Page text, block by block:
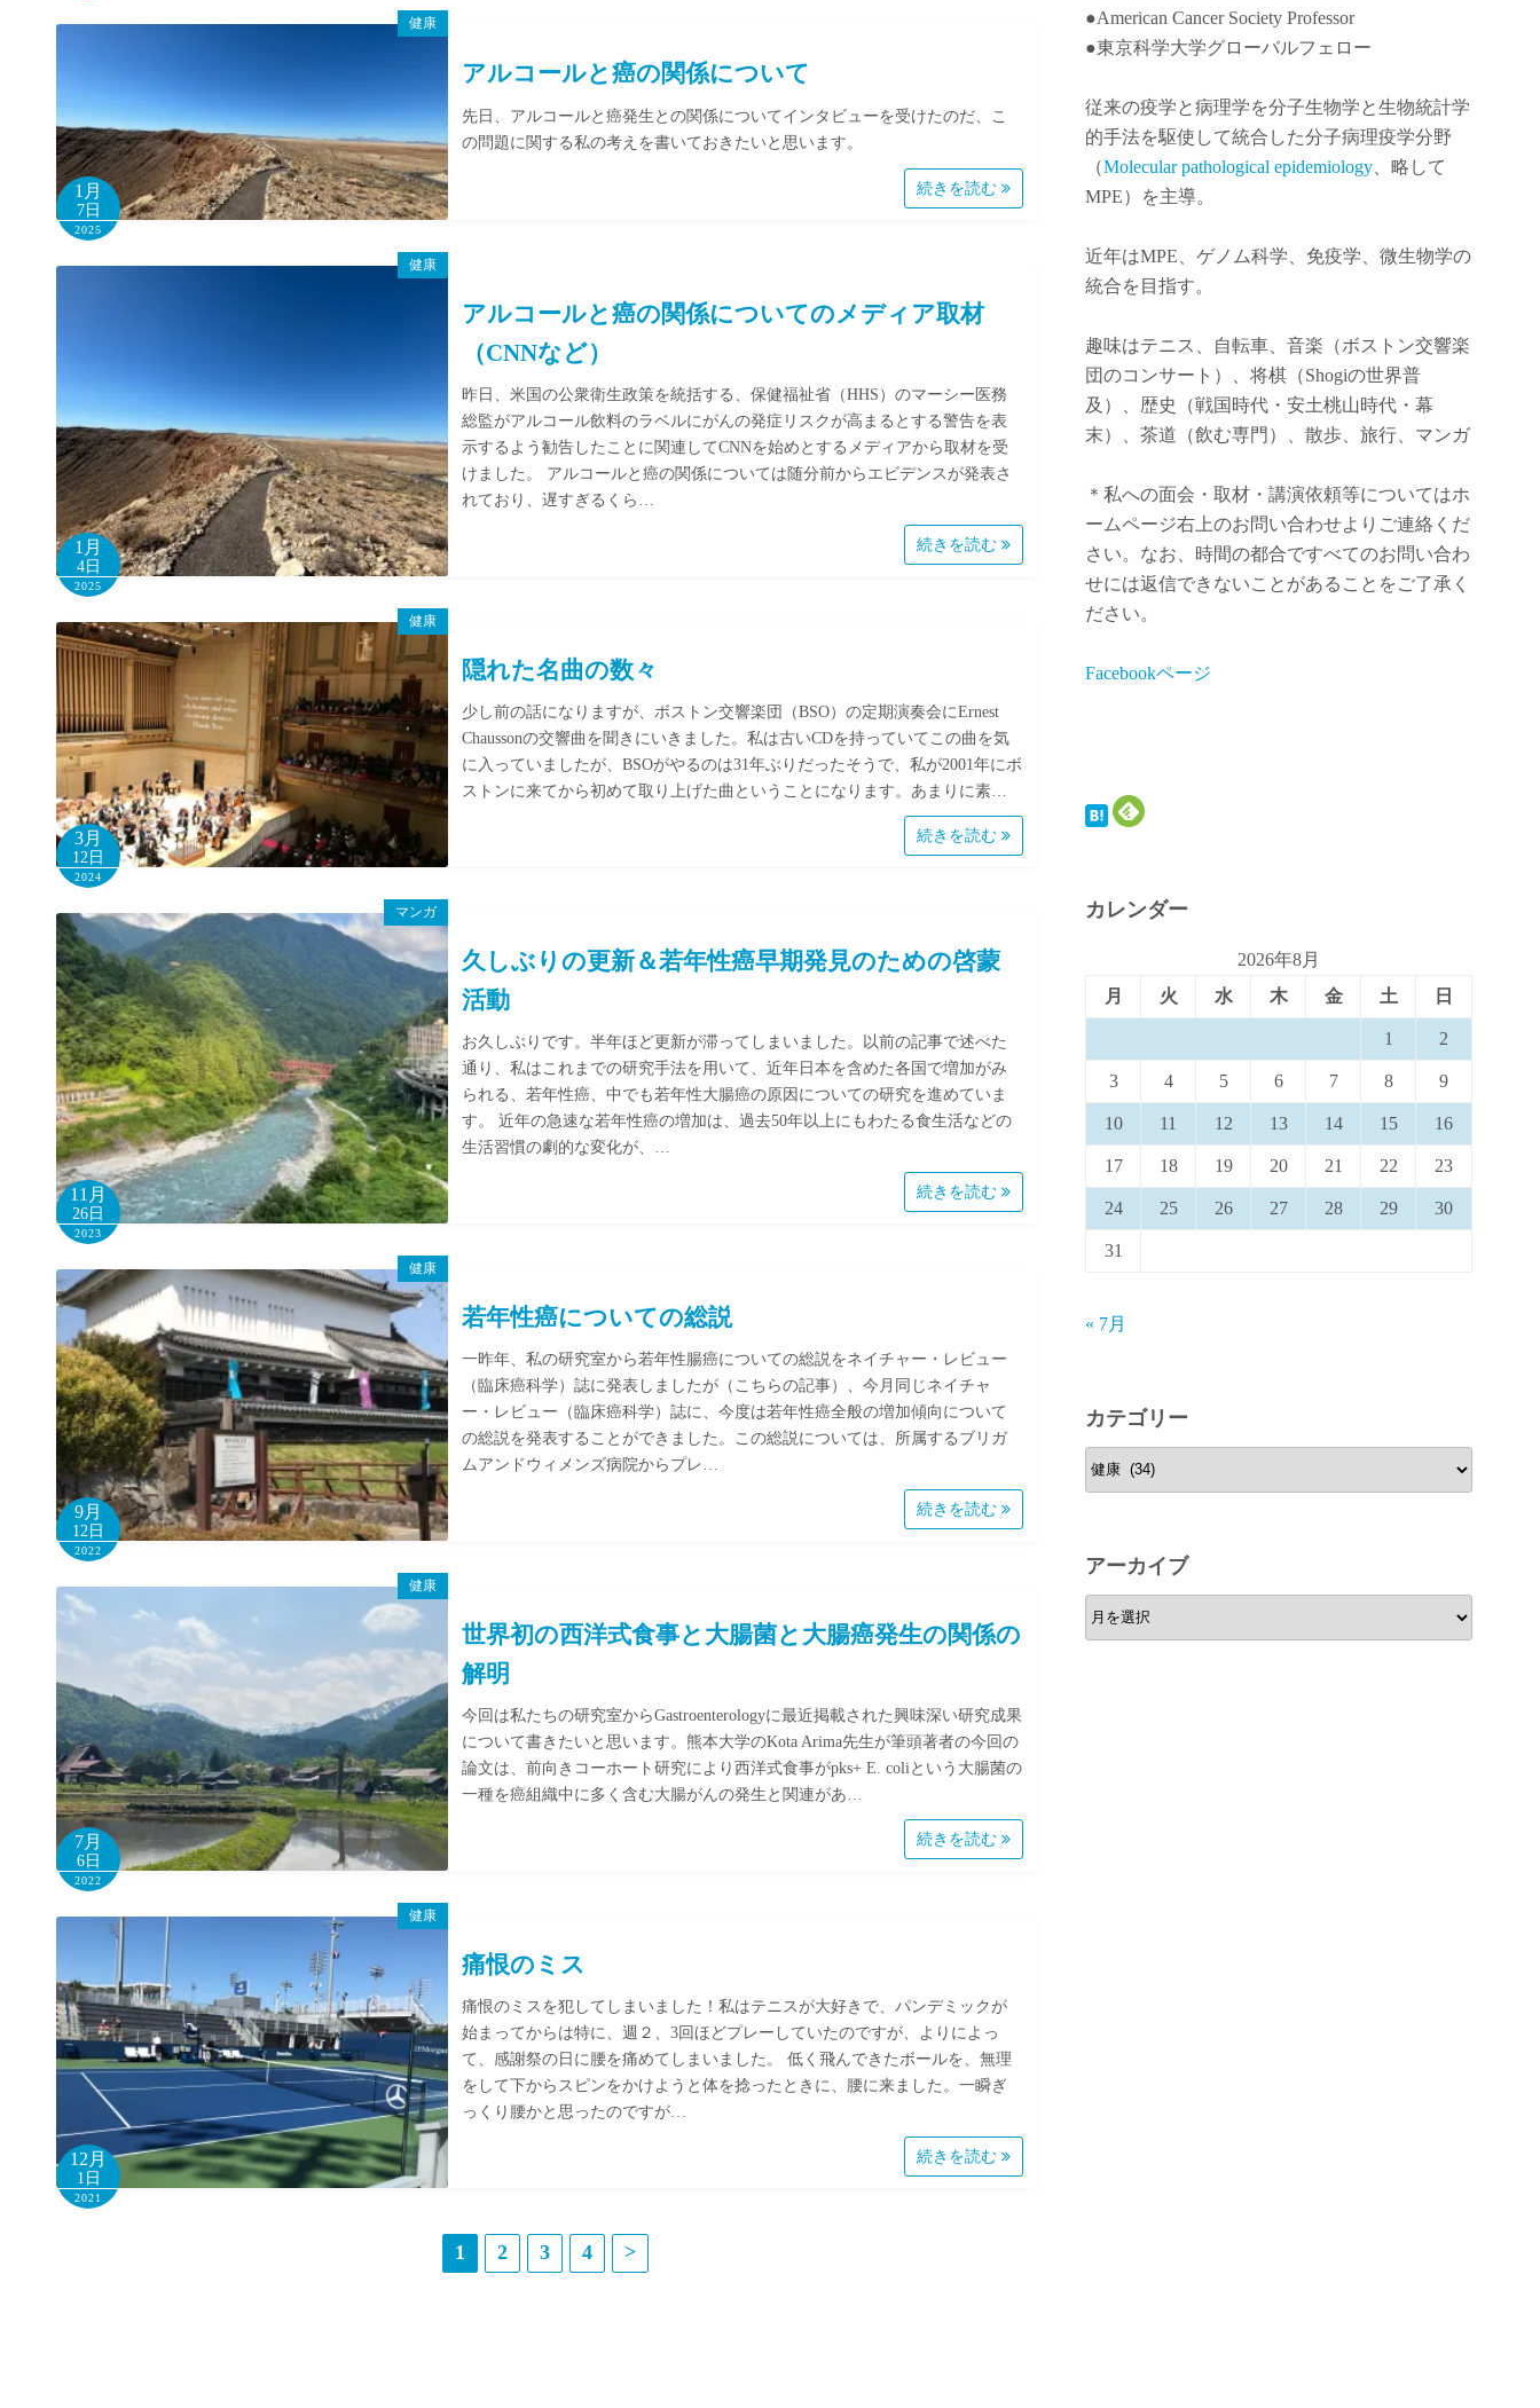
健康
1月
7日
2025
アルコールと癌の関係について
先日、アルコールと癌発生との関係についてインタビューを受けたのだ、こ
の問題に関する私の考えを書いておきたいと思います。
続きを読む
健康
1月
4日
2025
アルコールと癌の関係についてのメディア取材
（CNNなど）
昨日、米国の公衆衛生政策を統括する、保健福祉省（HHS）のマーシー医務
総監がアルコール飲料のラベルにがんの発症リスクが高まるとする警告を表
示するよう勧告したことに関連してCNNを始めとするメディアから取材を受
けました。 アルコールと癌の関係については随分前からエビデンスが発表さ
れており、遅すぎるくら…
続きを読む
健康
3月
12日
2024
隠れた名曲の数々
少し前の話になりますが、ボストン交響楽団（BSO）の定期演奏会にErnest
Chaussonの交響曲を聞きにいきました。私は古いCDを持っていてこの曲を気
に入っていましたが、BSOがやるのは31年ぶりだったそうで、私が2001年にボ
ストンに来てから初めて取り上げた曲ということになります。あまりに素…
続きを読む
マンガ
11月
26日
2023
久しぶりの更新＆若年性癌早期発見のための啓蒙
活動
お久しぶりです。半年ほど更新が滞ってしまいました。以前の記事で述べた
通り、私はこれまでの研究手法を用いて、近年日本を含めた各国で増加がみ
られる、若年性癌、中でも若年性大腸癌の原因についての研究を進めていま
す。 近年の急速な若年性癌の増加は、過去50年以上にもわたる食生活などの
生活習慣の劇的な変化が、…
続きを読む
健康
9月
12日
2022
若年性癌についての総説
一昨年、私の研究室から若年性腸癌についての総説をネイチャー・レビュー
（臨床癌科学）誌に発表しましたが（こちらの記事）、今月同じネイチャ
ー・レビュー（臨床癌科学）誌に、今度は若年性癌全般の増加傾向について
の総説を発表することができました。この総説については、所属するブリガ
ムアンドウィメンズ病院からプレ…
続きを読む
健康
7月
6日
2022
世界初の西洋式食事と大腸菌と大腸癌発生の関係の
解明
今回は私たちの研究室からGastroenterologyに最近掲載された興味深い研究成果
について書きたいと思います。熊本大学のKota Arima先生が筆頭著者の今回の
論文は、前向きコーホート研究により西洋式食事がpks+ E. coliという大腸菌の
一種を癌組織中に多く含む大腸がんの発生と関連があ…
続きを読む
健康
12月
1日
2021
痛恨のミス
痛恨のミスを犯してしまいました！私はテニスが大好きで、パンデミックが
始まってからは特に、週２、3回ほどプレーしていたのですが、よりによっ
て、感謝祭の日に腰を痛めてしまいました。 低く飛んできたボールを、無理
をして下からスピンをかけようと体を捻ったときに、腰に来ました。一瞬ぎ
っくり腰かと思ったのですが…
続きを読む
1 2 3 4 >
●American Cancer Society Professor
●東京科学大学グローバルフェロー
従来の疫学と病理学を分子生物学と生物統計学
的手法を駆使して統合した分子病理疫学分野
（Molecular pathological epidemiology、略して
MPE）を主導。
近年はMPE、ゲノム科学、免疫学、微生物学の
統合を目指す。
趣味はテニス、自転車、音楽（ボストン交響楽
団のコンサート）、将棋（Shogiの世界普
及）、歴史（戦国時代・安土桃山時代・幕
末）、茶道（飲む専門）、散歩、旅行、マンガ
＊私への面会・取材・講演依頼等についてはホ
ームページ右上のお問い合わせよりご連絡くだ
さい。なお、時間の都合ですべてのお問い合わ
せには返信できないことがあることをご了承く
ださい。
Facebookページ
カレンダー
2026年8月
月
火 水 木 金 土 日
1 2
3 4 5 6 7 8 9
10 11 12 13 14 15 16
17 18 19 20 21 22 23
24 25 26 27 28 29 30
31
« 7月
カテゴリー
カ
テ
ー
アーカイブ
ア
ー